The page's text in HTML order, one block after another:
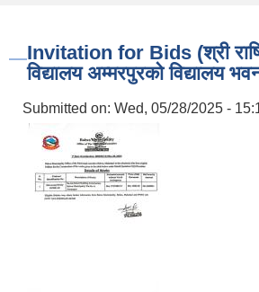
Invitation for Bids (श्री
विद्यालय अम्मरपुरको विद्यालय
Submitted on: Wed, 05/28/2025 -